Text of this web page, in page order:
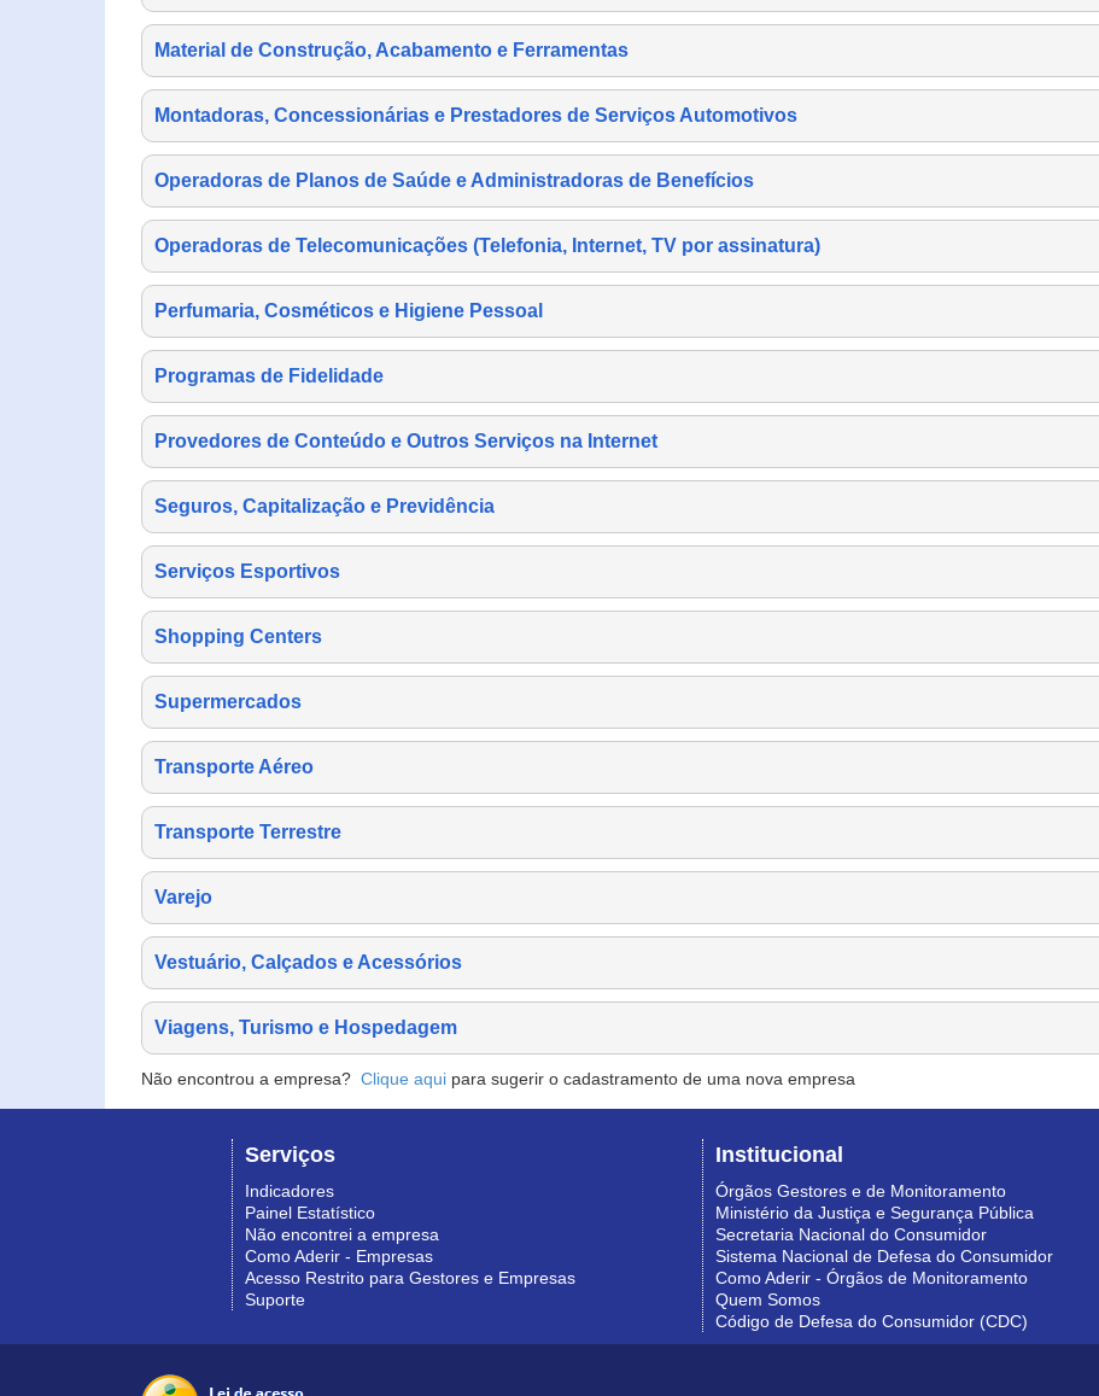
Material de Construção, Acabamento e Ferramentas
Montadoras, Concessionárias e Prestadores de Serviços Automotivos
Operadoras de Planos de Saúde e Administradoras de Benefícios
Operadoras de Telecomunicações (Telefonia, Internet, TV por assinatura)
Perfumaria, Cosméticos e Higiene Pessoal
Programas de Fidelidade
Provedores de Conteúdo e Outros Serviços na Internet
Seguros, Capitalização e Previdência
Serviços Esportivos
Shopping Centers
Supermercados
Transporte Aéreo
Transporte Terrestre
Varejo
Vestuário, Calçados e Acessórios
Viagens, Turismo e Hospedagem
Não encontrou a empresa? Clique aqui para sugerir o cadastramento de uma nova empresa
Serviços
Indicadores
Painel Estatístico
Não encontrei a empresa
Como Aderir - Empresas
Acesso Restrito para Gestores e Empresas
Suporte
Institucional
Órgãos Gestores e de Monitoramento
Ministério da Justiça e Segurança Pública
Secretaria Nacional do Consumidor
Sistema Nacional de Defesa do Consumidor
Como Aderir - Órgãos de Monitoramento
Quem Somos
Código de Defesa do Consumidor (CDC)